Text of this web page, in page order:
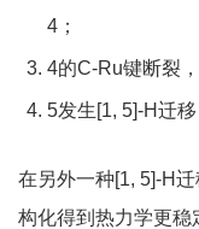
4；
4的C-Ru键断裂
5发生[1, 5]-H迁
在另外一种[1, 5]-H
构化得到热力学更稳